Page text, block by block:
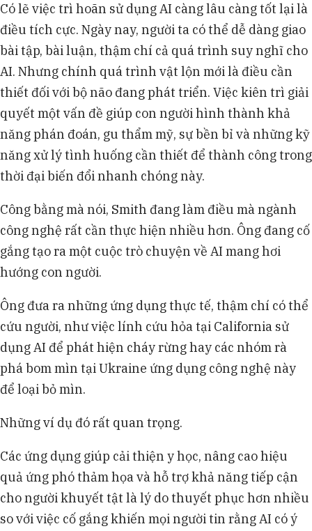
Có lẽ việc trì hoãn sử dụng AI càng lâu càng tốt lại là
điều tích cực. Ngày nay, người ta có thể dễ dàng giao
bài tập, bài luận, thậm chí cả quá trình suy nghĩ cho
AI. Nhưng chính quá trình vật lộn mới là điều cần
thiết đối với bộ não đang phát triển. Việc kiên trì giải
quyết một vấn đề giúp con người hình thành khả
năng phán đoán, gu thẩm mỹ, sự bền bỉ và những kỹ
năng xử lý tình huống cần thiết để thành công trong
thời đại biến đổi nhanh chóng này.
Công bằng mà nói, Smith đang làm điều mà ngành
công nghệ rất cần thực hiện nhiều hơn. Ông đang cố
gắng tạo ra một cuộc trò chuyện về AI mang hơi
hướng con người.
Ông đưa ra những ứng dụng thực tế, thậm chí có thể
cứu người, như việc lính cứu hỏa tại California sử
dụng AI để phát hiện cháy rừng hay các nhóm rà
phá bom mìn tại Ukraine ứng dụng công nghệ này
để loại bỏ mìn.
Những ví dụ đó rất quan trọng.
Các ứng dụng giúp cải thiện y học, nâng cao hiệu
quả ứng phó thảm họa và hỗ trợ khả năng tiếp cận
cho người khuyết tật là lý do thuyết phục hơn nhiều
so với việc cố gắng khiến mọi người tin rằng AI có ý